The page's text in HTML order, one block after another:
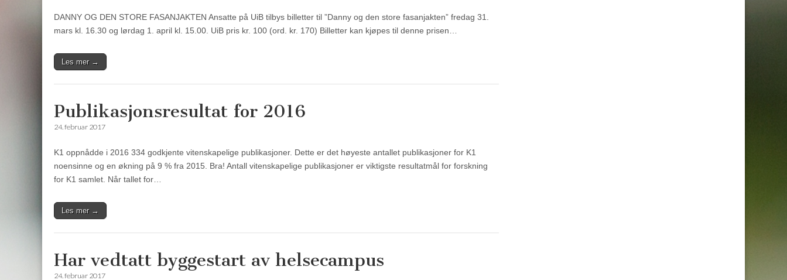
DANNY OG DEN STORE FASANJAKTEN Ansatte på UiB tilbys billetter til ”Danny og den store fasanjakten” fredag 31.
mars kl. 16.30 og lørdag 1. april kl. 15.00. UiB pris kr. 100 (ord. kr. 170) Billetter kan kjøpes til denne prisen…
Les mer →
Publikasjonsresultat for 2016
24. februar 2017
K1 oppnådde i 2016 334 godkjente vitenskapelige publikasjoner. Dette er det høyeste antallet publikasjoner for K1
noensinne og en økning på 9 % fra 2015. Bra! Antall vitenskapelige publikasjoner er viktigste resultatmål for forskning
for K1 samlet. Når tallet for…
Les mer →
Har vedtatt byggestart av helsecampus
24. februar 2017